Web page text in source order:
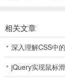
等身大小的蘑菇和
魔法世界的奇幻感
4、超市：商品琳
货架上从新鲜蔬
相关文章
深入理解CSS中
jQuery实现鼠标